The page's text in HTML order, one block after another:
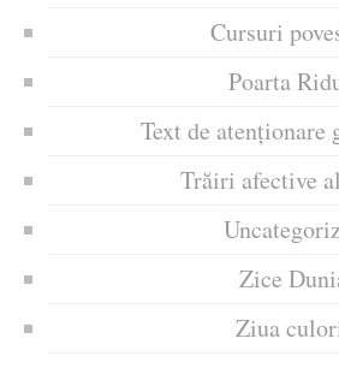
Cursuri
Poarta
Text de atenționare
Trăiri afective
Zice
Ziua